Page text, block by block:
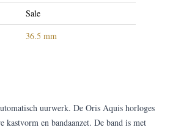
Sale
36.5 mm
uurwerk. De Oris Aquis horloges
kastvorm en bandaanzet. De band is met